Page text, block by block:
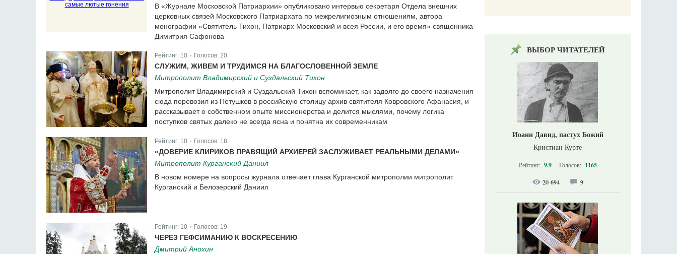
В «Журнале Московской Патриархии» опубликовано интервью секретаря Отдела внешних
церковных связей Московского Патриархата по межрелигиозным отношениям, автора
монографии «Святитель Тихон, Патриарх Московский и всея России, и его время» священника
Димитрия Сафонова
Рейтинг: 10 Голосов: 20
СЛУЖИМ, ЖИВЕМ И ТРУДИМСЯ НА БЛАГОСЛОВЕННОЙ ЗЕМЛЕ
Митрополит Владимирский и Суздальский Тихон
Митрополит Владимирский и Суздальский Тихон вспоминает, как задолго до своего назначения
сюда перевозил из Петушков в российскую столицу архив святителя Ковровского Афанасия, и
рассказывает о собственном опыте миссионерства и делится мыслями, почему логика
поступков святых далеко не всегда ясна и понятна их современникам
Рейтинг: 10 Голосов: 18
«ДОВЕРИЕ КЛИРИКОВ ПРАВЯЩИЙ АРХИЕРЕЙ ЗАСЛУЖИВАЕТ РЕАЛЬНЫМИ ДЕЛАМИ»
Митрополит Курганский Даниил
В новом номере на вопросы журнала отвечает глава Курганской митрополии митрополит
Курганский и Белозерский Даниил
Рейтинг: 10 Голосов: 19
ЧЕРЕЗ ГЕФСИМАНИЮ К ВОСКРЕСЕНИЮ
Дмитрий Анохин
ВЫБОР ЧИТАТЕЛЕЙ
Иоанн Давид, пастух Божий
Кристиан Курте
Рейтинг: 9.9 Голосов: 1165
20 694 9